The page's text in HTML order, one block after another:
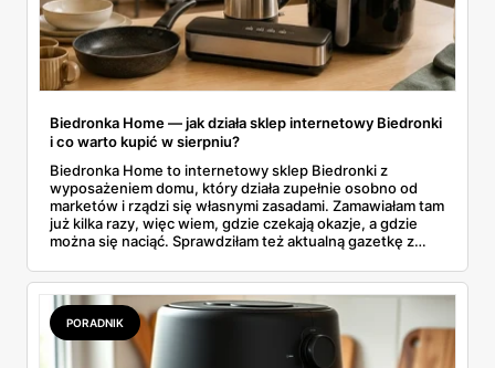
Biedronka Home — jak działa sklep internetowy Biedronki
i co warto kupić w sierpniu?
Biedronka Home to internetowy sklep Biedronki z
wyposażeniem domu, który działa zupełnie osobno od
marketów i rządzi się własnymi zasadami. Zamawiałam tam
już kilka razy, więc wiem, gdzie czekają okazje, a gdzie
można się naciąć. Sprawdziłam też aktualną gazetkę z
wszystko w jednym miejscu: jak zamawiać, ile trwa zwrot,
jakie kody rabatowe działają w sierpniu i które produkty
faktycznie warto włożyć do koszyka.
PORADNIK